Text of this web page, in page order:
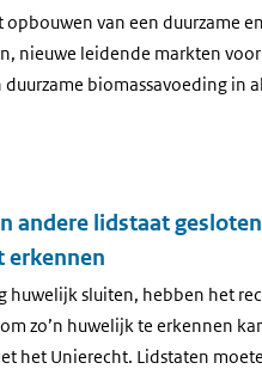
van een duurzame
nieuwe leidende markten
biomassavoeding in
andere lidstaat
erkennen
huwelijk sluiten, hebben het
zo’n huwelijk te erkennen
het Unierecht. Lidstaten